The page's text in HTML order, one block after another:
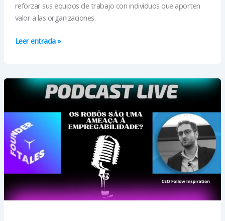
reforzar sus equipos de trabajo con individuos que aporten
valor a las organizaciones.
Las
Relevantes
para
Industria
Automotriz
en
2030
Leer entrada »